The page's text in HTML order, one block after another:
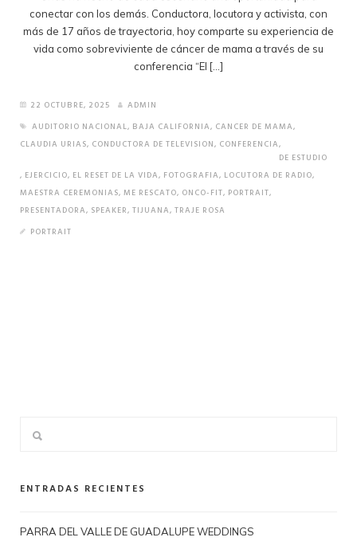
conectar con los demás. Conductora, locutora y activista, con
más de 17 años de trayectoria, hoy comparte su experiencia de
vida como sobreviviente de cáncer de mama a través de su
conferencia “El […]
22 OCTUBRE, 2025
ADMIN
AUDITORIO NACIONAL, BAJA CALIFORNIA, CANCER DE MAMA,
CLAUDIA URIAS, CONDUCTORA DE TELEVISION, CONFERENCIA,
DE ESTUDIO
, EJERCICIO, EL RESET DE LA VIDA, FOTOGRAFIA, LOCUTORA DE RADIO,
MAESTRA CEREMONIAS, ME RESCATO, ONCO-FIT, PORTRAIT,
PRESENTADORA, SPEAKER, TIJUANA, TRAJE ROSA
PORTRAIT
ENTRADAS RECIENTES
PARRA DEL VALLE DE GUADALUPE WEDDINGS